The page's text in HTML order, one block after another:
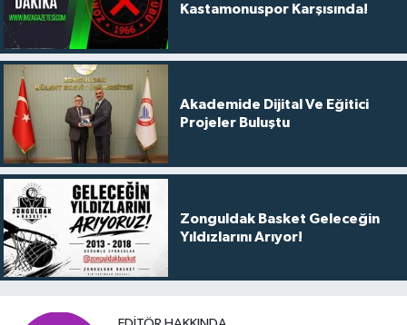
Kastamonuspor Karşısında!
Akademide Dijital Ve Eğitici
Projeler Buluştu
Zonguldak Basket Geleceğin
Yıldızlarını Arıyor!